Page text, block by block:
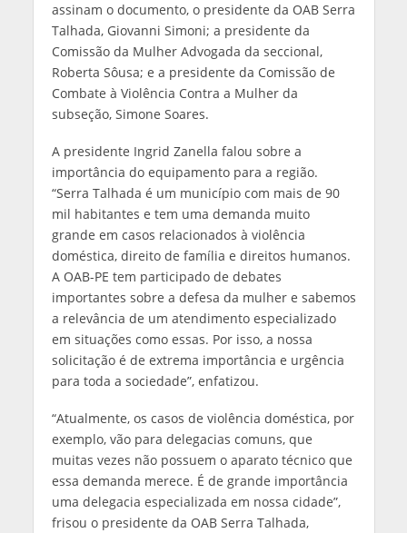
assinam o documento, o presidente da OAB Serra
Talhada, Giovanni Simoni; a presidente da
Comissão da Mulher Advogada da seccional,
Roberta Sôusa; e a presidente da Comissão de
Combate à Violência Contra a Mulher da
subseção, Simone Soares.
A presidente Ingrid Zanella falou sobre a
importância do equipamento para a região.
“Serra Talhada é um município com mais de 90
mil habitantes e tem uma demanda muito
grande em casos relacionados à violência
doméstica, direito de família e direitos humanos.
A OAB-PE tem participado de debates
importantes sobre a defesa da mulher e sabemos
a relevância de um atendimento especializado
em situações como essas. Por isso, a nossa
solicitação é de extrema importância e urgência
para toda a sociedade”, enfatizou.
“Atualmente, os casos de violência doméstica, por
exemplo, vão para delegacias comuns, que
muitas vezes não possuem o aparato técnico que
essa demanda merece. É de grande importância
uma delegacia especializada em nossa cidade”,
frisou o presidente da OAB Serra Talhada,